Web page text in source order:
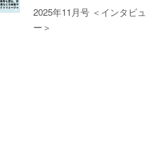
2025年11月号 ＜インタビュ
ー＞